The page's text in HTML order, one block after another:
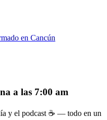
en Cancún
a las 7:00 am
y el podcast ☕ — todo en un